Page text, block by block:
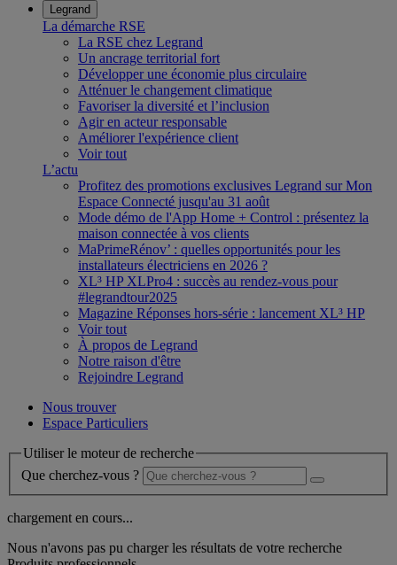
Legrand
La démarche RSE
La RSE chez Legrand
Un ancrage territorial fort
Développer une économie plus circulaire
Atténuer le changement climatique
Favoriser la diversité et l’inclusion
Agir en acteur responsable
Améliorer l'expérience client
Voir tout
L’actu
Profitez des promotions exclusives Legrand sur Mon
Espace Connecté jusqu'au 31 août
Mode démo de l'App Home + Control : présentez la
maison connectée à vos clients
MaPrimeRénov’ : quelles opportunités pour les
installateurs électriciens en 2026 ?
XL³ HP XLPro4 : succès au rendez-vous pour
#legrandtour2025
Magazine Réponses hors-série : lancement XL³ HP
Voir tout
À propos de Legrand
Notre raison d'être
Rejoindre Legrand
Nous trouver
Espace Particuliers
Utiliser le moteur de recherche
Que cherchez-vous ?
chargement en cours...
Nous n'avons pas pu charger les résultats de votre recherche